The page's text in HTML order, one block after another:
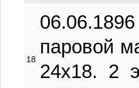
18
паровой
24х18. 2